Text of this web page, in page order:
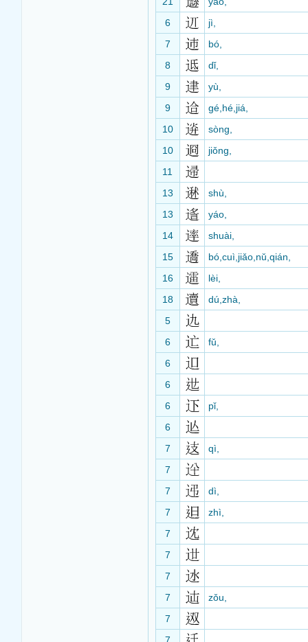
6
jì,
7
bó,
8
dǐ,
9
yù,
9
gé,hé,jiá,
10
sòng,
10
jiǒng,
11
13
shù,
13
yáo,
14
shuài,
15
bó,cuì,jiǎo,nǔ,qián,
16
lèi,
18
dú,zhà,
5
6
fǔ,
6
6
6
pǐ,
6
7
qì,
7
7
dì,
7
zhì,
7
7
7
7
zǒu,
7